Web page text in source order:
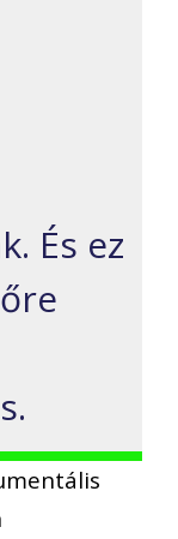
És ez